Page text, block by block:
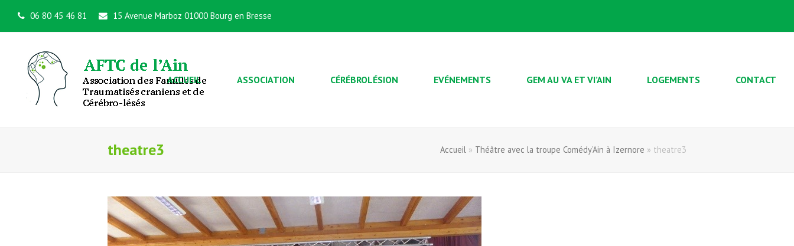
06 80 45 46 81 15 Avenue Marboz 01000 Bourg en Bresse
ACCUEIL ASSOCIATION CÉRÉBROLÉSION EVÉNEMENTS GEM AU VA ET VI’AIN LOGEMENTS CONTACT
theatre3 Accueil » Théâtre avec la troupe Comédy’Ain à Izernore » theatre3